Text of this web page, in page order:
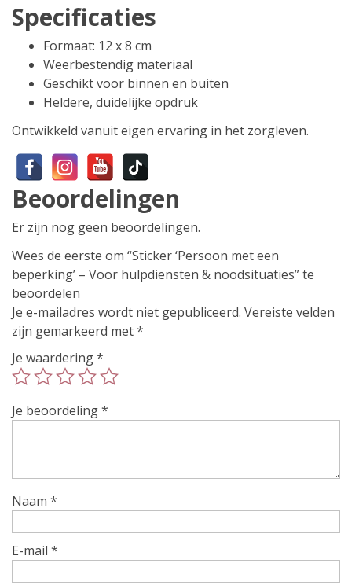
Specificaties
Formaat: 12 x 8 cm
Weerbestendig materiaal
Geschikt voor binnen en buiten
Heldere, duidelijke opdruk
Ontwikkeld vanuit eigen ervaring in het zorgleven.
Beoordelingen
Er zijn nog geen beoordelingen.
Wees de eerste om “Sticker ‘Persoon met een
beperking’ – Voor hulpdiensten & noodsituaties” te
beoordelen
Je e-mailadres wordt niet gepubliceerd. Vereiste velden
zijn gemarkeerd met*
Je waardering*
Je beoordeling*
Naam *
E-mail *